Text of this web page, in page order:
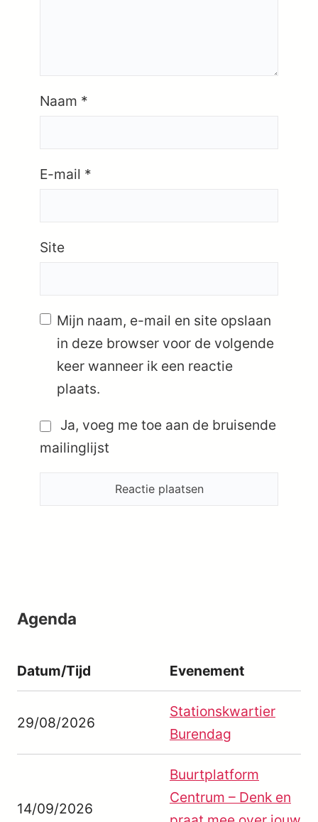
Naam *
E-mail *
Site
Mijn naam, e-mail en site opslaan
in deze browser voor de volgende
keer wanneer ik een reactie
plaats.
Ja, voeg me toe aan de bruisende
mailinglijst
Agenda
Datum/Tijd Evenement
29/08/2026
Stationskwartier
Burendag
14/09/2026
Buurtplatform
Centrum – Denk en